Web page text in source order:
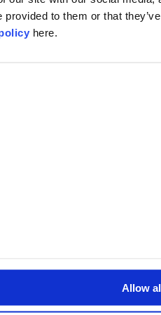
provided to them or that
here.
Allow